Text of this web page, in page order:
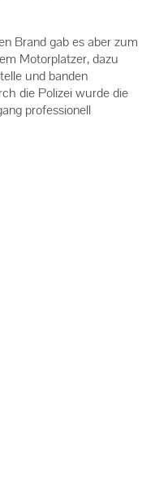
Brand gab es aber zum
Motorplatzer, dazu
und banden
die Polizei wurde die
professionell